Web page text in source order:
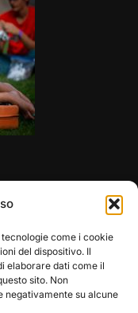
come i cookie
del dispositivo. Il
elaborare dati come il
sito. Non
negativamente su alcune